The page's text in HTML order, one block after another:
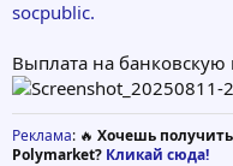
socpublic.
Выплата на банковскую
Реклама: 🔥 Хочешь
Polymarket? Кликай сюда!